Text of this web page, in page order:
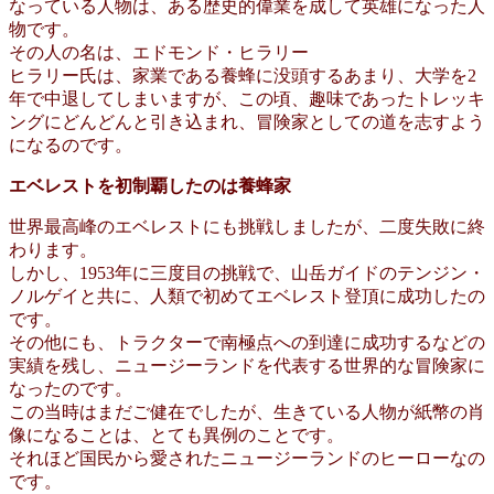
なっている人物は、ある歴史的偉業を成して英雄になった人
物です。
その人の名は、エドモンド・ヒラリー
ヒラリー氏は、家業である養蜂に没頭するあまり、大学を2
年で中退してしまいますが、この頃、趣味であったトレッキ
ングにどんどんと引き込まれ、冒険家としての道を志すよう
になるのです。
エベレストを初制覇したのは養蜂家
世界最高峰のエベレストにも挑戦しましたが、二度失敗に終
わります。
しかし、1953年に三度目の挑戦で、山岳ガイドのテンジン・
ノルゲイと共に、人類で初めてエベレスト登頂に成功したの
です。
その他にも、トラクターで南極点への到達に成功するなどの
実績を残し、ニュージーランドを代表する世界的な冒険家に
なったのです。
この当時はまだご健在でしたが、生きている人物が紙幣の肖
像になることは、とても異例のことです。
それほど国民から愛されたニュージーランドのヒーローなの
です。